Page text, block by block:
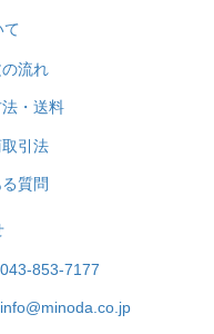
て
流れ
・送料
引法
質問
853-7177